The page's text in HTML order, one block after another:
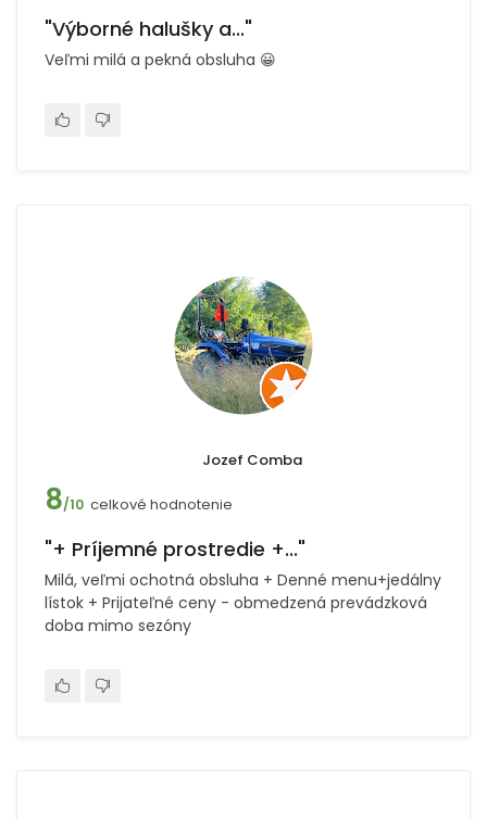
"Výborné halušky a..."
Veľmi milá a pekná obsluha 😀
Jozef Comba
8/10 celkové hodnotenie
"+ Príjemné prostredie +..."
Milá, veľmi ochotná obsluha + Denné menu+jedálny
lístok + Prijateľné ceny - obmedzená prevádzková
doba mimo sezóny